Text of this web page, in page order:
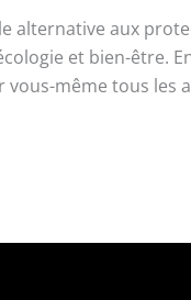
alternative aux
et bien-être.
même tous les